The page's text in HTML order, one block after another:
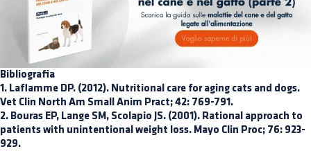
Bibliografia
1. Laflamme DP. (2012). Nutritional care for aging cats and dogs.
Vet Clin North Am Small Anim Pract; 42: 769-791.
2. Bouras EP, Lange SM, Scolapio JS. (2001). Rational approach to
patients with unintentional weight loss. Mayo Clin Proc; 76: 923-
929.